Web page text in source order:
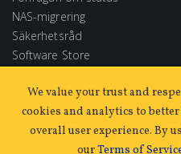
NAS-migrering
Säkerhetsråd
Software Store
We value your trust and
cookies and analytics to
overall user experience. By
ourTerms of